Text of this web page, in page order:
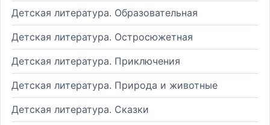
Детская литература. Образовательная
Детская литература. Остросюжетная
Детская литература. Приключения
Детская литература. Природа и животные
Детская литература. Сказки